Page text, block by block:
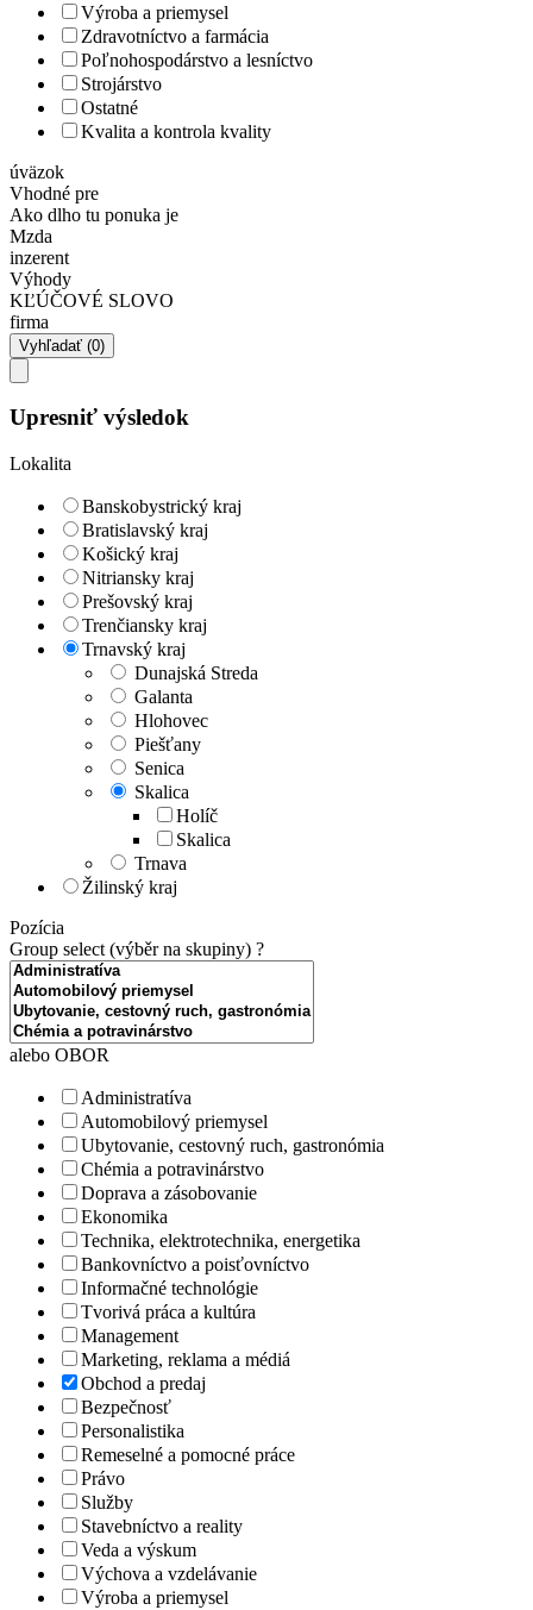
Výroba a priemysel
Zdravotníctvo a farmácia
Poľnohospodárstvo a lesníctvo
Strojárstvo
Ostatné
Kvalita a kontrola kvality
úväzok
Vhodné pre
Ako dlho tu ponuka je
Mzda
inzerent
Výhody
KĽÚČOVÉ SLOVO
firma
Upresniť výsledok
Lokalita
Banskobystrický kraj
Bratislavský kraj
Košický kraj
Nitriansky kraj
Prešovský kraj
Trenčiansky kraj
Trnavský kraj
Dunajská Streda
Galanta
Hlohovec
Piešťany
Senica
Skalica
Holíč
Skalica
Trnava
Žilinský kraj
Pozícia
Group select (výběr na skupiny) ?
alebo OBOR
Administratíva
Automobilový priemysel
Ubytovanie, cestovný ruch, gastronómia
Chémia a potravinárstvo
Doprava a zásobovanie
Ekonomika
Technika, elektrotechnika, energetika
Bankovníctvo a poisťovníctvo
Informačné technológie
Tvorivá práca a kultúra
Management
Marketing, reklama a médiá
Obchod a predaj
Bezpečnosť
Personalistika
Remeselné a pomocné práce
Právo
Služby
Stavebníctvo a reality
Veda a výskum
Výchova a vzdelávanie
Výroba a priemysel